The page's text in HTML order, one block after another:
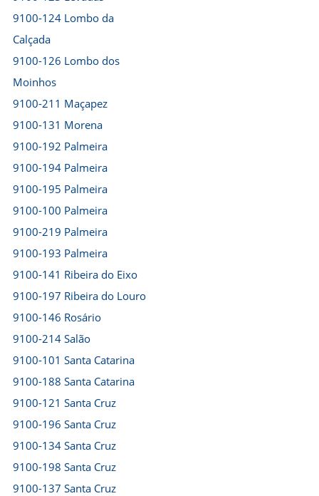
9100-124 Lombo da
Calçada
9100-126 Lombo dos
Moinhos
9100-211 Maçapez
9100-131 Morena
9100-192 Palmeira
9100-194 Palmeira
9100-195 Palmeira
9100-100 Palmeira
9100-219 Palmeira
9100-193 Palmeira
9100-141 Ribeira do Eixo
9100-197 Ribeira do Louro
9100-146 Rosário
9100-214 Salão
9100-101 Santa Catarina
9100-188 Santa Catarina
9100-121 Santa Cruz
9100-196 Santa Cruz
9100-134 Santa Cruz
9100-198 Santa Cruz
9100-137 Santa Cruz